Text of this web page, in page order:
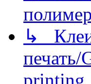
↳
печать/